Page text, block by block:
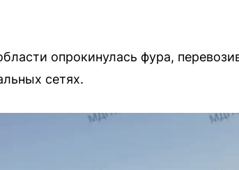
опрокинулась фура,
сетях.